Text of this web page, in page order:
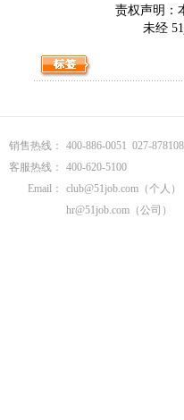
责权声明：
未经
销售热线：
400-886-0051 027-
客服热线：
400-620-5100
Email：
club@51job.com （个人）
hr@51job.com （公司）